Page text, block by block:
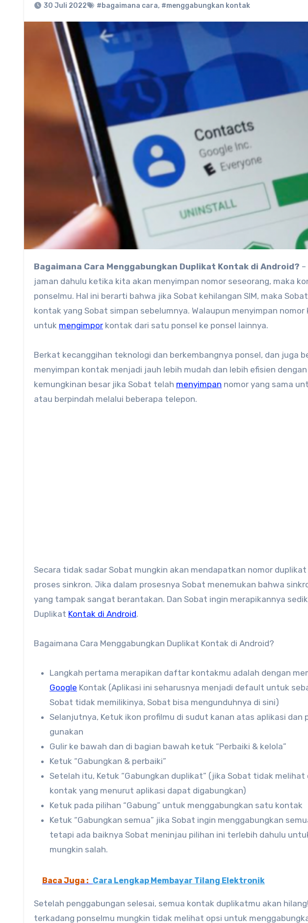
30 Juli 2022 #bagaimana cara, #menggabungkan kontak
Bagaimana Cara Menggabungkan Duplikat Kontak di Android?
jaman dahulu ketika kita akan menyimpan nomor seseorang, maka
ponselmu. Hal ini berarti bahwa jika Sobat kehilangan SIM, maka
kontak yang Sobat simpan sebelumnya. Walaupun menyimpan nomor
untuk mengimpor kontak dari satu ponsel ke ponsel lainnya.
Berkat kecanggihan teknologi dan berkembangnya ponsel, dan juga
menyimpan kontak menjadi jauh lebih mudah dan lebih efisien
kemungkinan besar jika Sobat telah menyimpan nomor yang sama
atau berpindah melalui beberapa telepon.
Secara tidak sadar Sobat mungkin akan mendapatkan nomor
proses sinkron. Jika dalam prosesnya Sobat menemukan bahwa
yang tampak sangat berantakan. Dan Sobat ingin merapikannya
Duplikat Kontak di Android.
Bagaimana Cara Menggabungkan Duplikat Kontak di Android?
Langkah pertama merapikan daftar kontakmu adalah dengan
Google Kontak (Aplikasi ini seharusnya menjadi default untuk
Sobat tidak memilikinya, Sobat bisa mengunduhnya di sini)
Selanjutnya, Ketuk ikon profilmu di sudut kanan atas aplikasi dan
gunakan
Gulir ke bawah dan di bagian bawah ketuk “Perbaiki & kelola”
Ketuk “Gabungkan & perbaiki”
Setelah itu, Ketuk “Gabungkan duplikat” (jika Sobat tidak
kontak yang menurut aplikasi dapat digabungkan)
Ketuk pada pilihan “Gabung” untuk menggabungkan satu kontak
Ketuk “Gabungkan semua” jika Sobat ingin menggabungkan
tetapi ada baiknya Sobat meninjau pilihan ini terlebih dahulu
mungkin salah.
Baca Juga : Cara Lengkap Membayar Tilang Elektronik
Setelah penggabungan selesai, semua kontak duplikatmu akan
terkadang ponselmu mungkin tidak melihat opsi untuk